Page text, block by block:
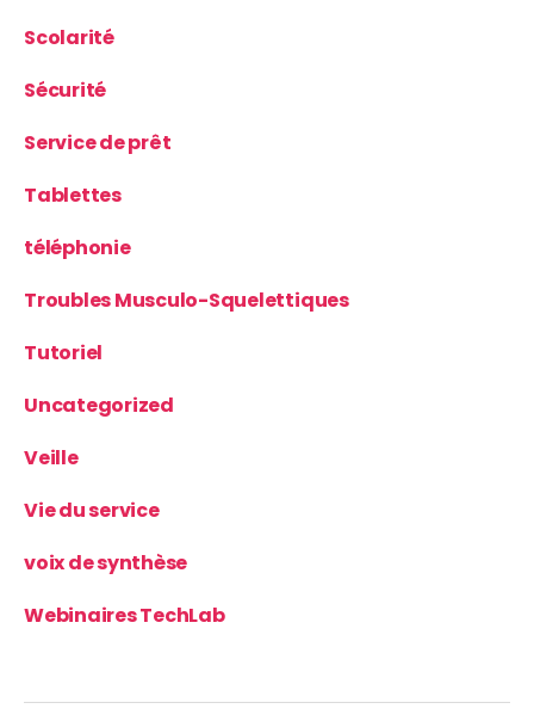
Scolarité
Sécurité
Service de prêt
Tablettes
téléphonie
Troubles Musculo-Squelettiques
Tutoriel
Uncategorized
Veille
Vie du service
voix de synthèse
Webinaires TechLab